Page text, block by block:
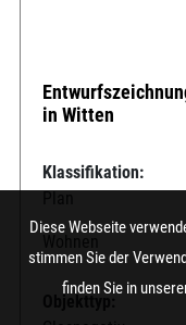
in Witten
Klassifikation:
Diese Webseite
stimmen Sie der
finden Sie in